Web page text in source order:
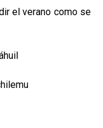
el verano como se